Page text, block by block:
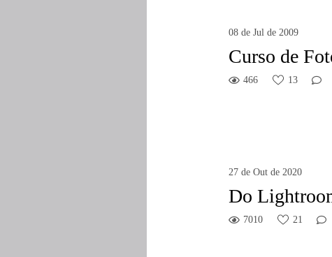
08 de Jul de 2009
Curso de
466 13
27 de Out de 2020
Do
7010 21